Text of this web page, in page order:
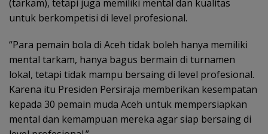
(tarkam), tetapi juga memiliki mental dan kualitas
untuk berkompetisi di level profesional.
“Para pemain bola di Aceh tidak boleh hanya memiliki
mental tarkam, hanya bagus bermain di turnamen
lokal, tetapi tidak mampu bersaing di level profesional.
Karena itu Presiden Persiraja memberikan kesempatan
kepada 30 pemain muda Aceh untuk mempersiapkan
mental dan kemampuan mereka agar siap bersaing di